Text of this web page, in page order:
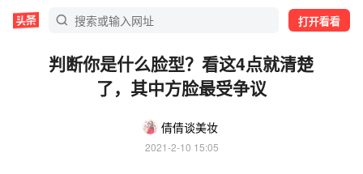
打开看看
判断你是什么脸型？看这4点就清楚
了，其中方脸最受争议
倩倩谈美妆
2021-2-10 15:05